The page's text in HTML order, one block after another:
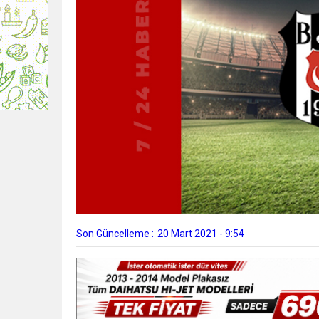
Son Güncelleme : 20 Mart 2021 - 9:54